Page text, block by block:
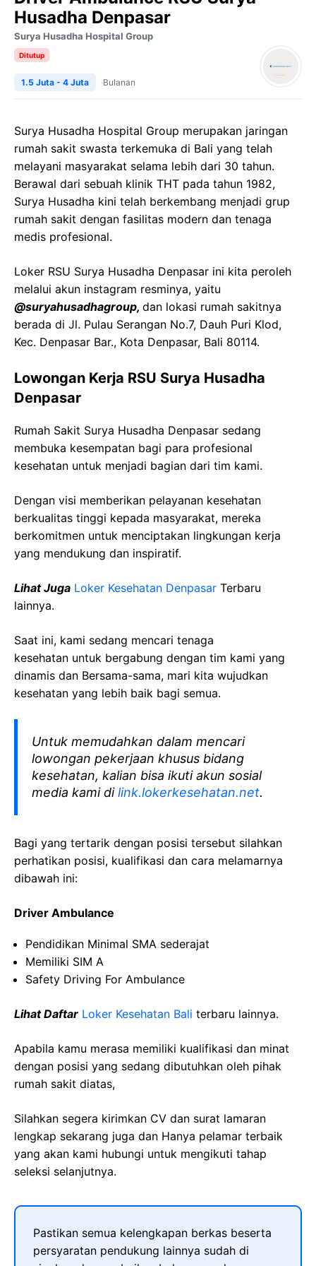
Husadha Denpasar
Surya Husadha Hospital Group
Ditutup
1.5 Juta - 4 Juta Bulanan
Surya Husadha Hospital Group merupakan jaringan
rumah sakit swasta terkemuka di Bali yang telah
melayani masyarakat selama lebih dari 30 tahun.
Berawal dari sebuah klinik THT pada tahun 1982,
Surya Husadha kini telah berkembang menjadi grup
rumah sakit dengan fasilitas modern dan tenaga
medis profesional.
Loker RSU Surya Husadha Denpasar ini kita peroleh
melalui akun instagram resminya, yaitu
@suryahusadhagroup, dan lokasi rumah sakitnya
berada di Jl. Pulau Serangan No.7, Dauh Puri Klod,
Kec. Denpasar Bar., Kota Denpasar, Bali 80114.
Lowongan Kerja RSU Surya Husadha
Denpasar
Rumah Sakit Surya Husadha Denpasar sedang
membuka kesempatan bagi para profesional
kesehatan untuk menjadi bagian dari tim kami.
Dengan visi memberikan pelayanan kesehatan
berkualitas tinggi kepada masyarakat, mereka
berkomitmen untuk menciptakan lingkungan kerja
yang mendukung dan inspiratif.
Lihat Juga Loker Kesehatan Denpasar Terbaru
lainnya.
Saat ini, kami sedang mencari tenaga
kesehatan untuk bergabung dengan tim kami yang
dinamis dan Bersama-sama, mari kita wujudkan
kesehatan yang lebih baik bagi semua.
Untuk memudahkan dalam mencari
lowongan pekerjaan khusus bidang
kesehatan, kalian bisa ikuti akun sosial
media kami dilink.lokerkesehatan.net.
Bagi yang tertarik dengan posisi tersebut silahkan
perhatikan posisi, kualifikasi dan cara melamarnya
dibawah ini:
Driver Ambulance
Pendidikan Minimal SMA sederajat
Memiliki SIM A
Safety Driving For Ambulance
Lihat Daftar Loker Kesehatan Bali terbaru lainnya.
Apabila kamu merasa memiliki kualifikasi dan minat
dengan posisi yang sedang dibutuhkan oleh pihak
rumah sakit diatas,
Silahkan segera kirimkan CV dan surat lamaran
lengkap sekarang juga dan Hanya pelamar terbaik
yang akan kami hubungi untuk mengikuti tahap
seleksi selanjutnya.
Pastikan semua kelengkapan berkas beserta
persyaratan pendukung lainnya sudah di